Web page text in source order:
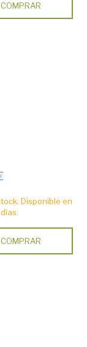
COMPRAR
Disponible en
COMPRAR